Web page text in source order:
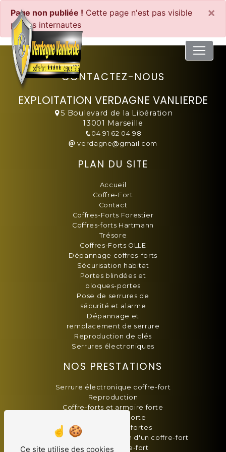
×
Page non publiée ! Cette page n'est pas visible
par les internautes
CONTACTEZ-NOUS
EXPLOITATION VERDAGNE VANLIERDE
5 Boulevard de la Libération
13001 Marseille
04 91 62 04 98
verdagne@gmail.com
PLAN DU SITE
Accueil
Coffre-Fort
Contact
Coffres-Forts Forestier
Coffres-forts Hartmann
Trésore
Coffres-Forts OLLE
Dépannage coffres-forts
Sécurisation habitat
Portes blindées et
bloques-portes
Pose de serrures de
sécurité et alarme
Dépannage et
remplacement de serrure
Reproduction de clés
Serrures électroniques
NOS PRESTATIONS
Serrure électronique coffre-fort
Reproduction
Coffre-forts et armoire forte
Blindage de porte
Vente armoires fortes
Changement combinaison d'un coffre-fort
Serrurier coffre-fort
Ce site utilise des cookies